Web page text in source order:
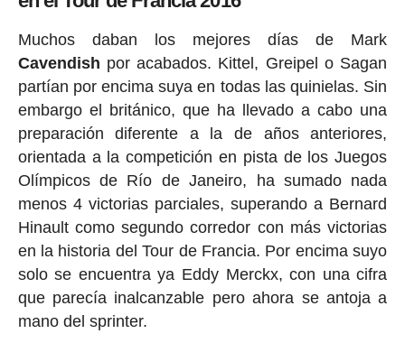
Muchos daban los mejores días de Mark
Cavendish por acabados. Kittel, Greipel o Sagan
partían por encima suya en todas las quinielas. Sin
embargo el británico, que ha llevado a cabo una
preparación diferente a la de años anteriores,
orientada a la competición en pista de los Juegos
Olímpicos de Río de Janeiro, ha sumado nada
menos 4 victorias parciales, superando a Bernard
Hinault como segundo corredor con más victorias
en la historia del Tour de Francia. Por encima suyo
solo se encuentra ya Eddy Merckx, con una cifra
que parecía inalcanzable pero ahora se antoja a
mano del sprinter.